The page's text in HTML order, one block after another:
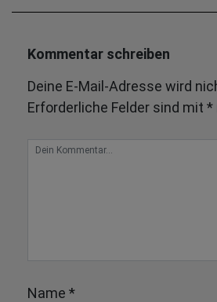
Kommentar schreiben
Deine E-Mail-Adresse wird
Erforderliche Felder sind mit *
Name *